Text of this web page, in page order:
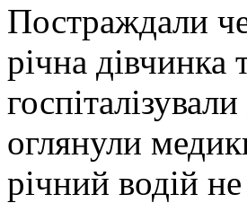
Постраждали
річна
оглянули
річний водій